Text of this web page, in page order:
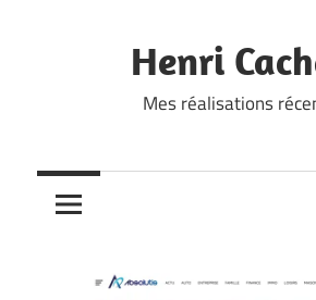
Henri
Mes réalisations